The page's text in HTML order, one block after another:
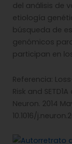
del análisis de
etiología
búsqueda de
genómicos
participan en
Referencia:
Risk and
Neuron. 2014
10.1016/